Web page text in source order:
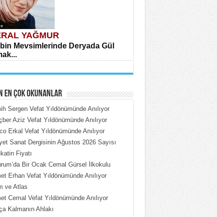
YAĞMUR
Mevsimlerinde Deryada Gül
ÇOBAN
Put Dışardaki Maskeler...
EN ÇOK OKUNANLAR
Sergen Vefat Yıldönümünde Anılıyor
Aziz Vefat Yıldönümünde Anılıyor
Erkal Vefat Yıldönümünde Anılıyor
Sanat Dergisinin Ağustos 2026 Sayısı
Fiyatı
Bir Ocak Cemal Gürsel İlkokulu
Erhan Vefat Yıldönümünde Anılıyor
ve Atlas
Cemal Vefat Yıldönümünde Anılıyor
Kalmanın Ahlakı